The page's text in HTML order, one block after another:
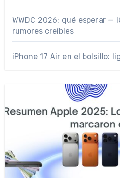
WWDC 2026: qué esperar —
rumores creíbles
iPhone 17 Air en el bolsillo: